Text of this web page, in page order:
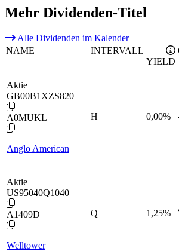
Mehr Dividenden-Titel
Alle Dividenden im Kalender
NAME
INTERVALL
YIELD
Aktie
GB00B1XZS820
A0MUKL
Anglo American
H 0,00%
Aktie
US95040Q1040
A1409D
Welltower
Q 1,25%